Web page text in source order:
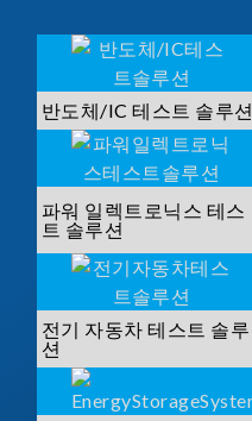
반도체/IC 테스트 솔루션
파워 일렉트로닉스 테스
트 솔루션
전기 자동차 테스트 솔루
션